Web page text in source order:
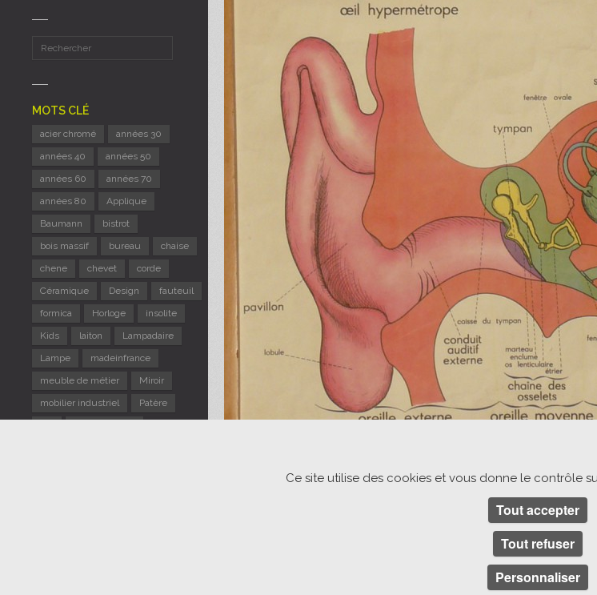
MOTS CLÉ
acier chromé
années 30
années 40
années 50
années 60
années 70
années 80
Applique
Baumann
bistrot
bois massif
bureau
chaise
chene
chevet
corde
Céramique
Design
fauteuil
formica
Horloge
insolite
Kids
laiton
Lampadaire
Lampe
madeinfrance
meuble de métier
Miroir
mobilier industriel
Patère
Ce site utilise des cookies et vous donne le contrôle
Tout accepter
Tout refuser
Personnaliser